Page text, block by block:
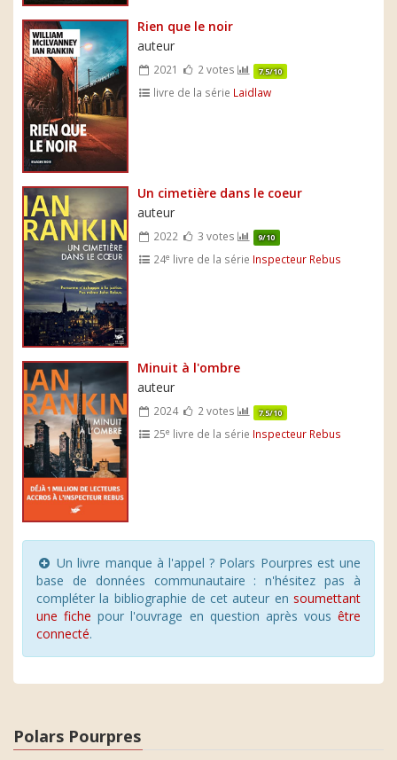
Rien que le noir
auteur
2021 2 votes 7.5/10
livre de la série Laidlaw
Un cimetière dans le coeur
auteur
2022 3 votes 9/10
24e livre de la série Inspecteur Rebus
Minuit à l'ombre
auteur
2024 2 votes 7.5/10
25e livre de la série Inspecteur Rebus
Un livre manque à l'appel ? Polars Pourpres est une
base de données communautaire : n'hésitez pas à
compléter la bibliographie de cet auteur en soumettant
une fiche pour l'ouvrage en question après vous être
connecté.
Polars Pourpres